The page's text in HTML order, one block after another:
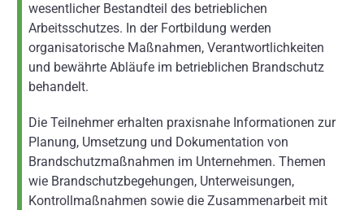
wesentlicher Bestandteil des betrieblichen
Arbeitsschutzes. In der Fortbildung werden
organisatorische Maßnahmen, Verantwortlichkeiten
und bewährte Abläufe im betrieblichen Brandschutz
behandelt.
Die Teilnehmer erhalten praxisnahe Informationen zur
Planung, Umsetzung und Dokumentation von
Brandschutzmaßnahmen im Unternehmen. Themen
wie Brandschutzbegehungen, Unterweisungen,
Kontrollmaßnahmen sowie die Zusammenarbeit mit